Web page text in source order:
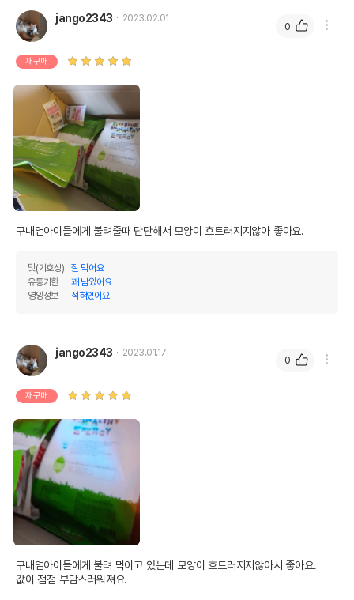
jango2343 2023.02.01
재구매
구내염아이들에게 불려줄때 단단해서 모양이 흐트러지지않아 좋아요.
맛(기호성)
잘 먹어요
유통기한
꽤 남았어요
영양정보
적혀있어요
0
jango2343 2023.01.17
재구매
구내염아이들에게 불려 먹이고 있는데 모양이 흐트러지지않아서 좋아요.
값이 점점 부담스러워져요.
0